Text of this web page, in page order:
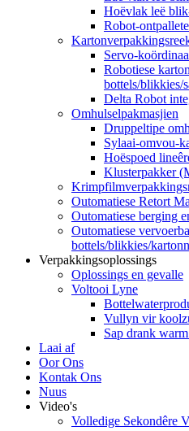
Hoëvlak leë
Robot-
Servo-
Robotiese
bottels/blikkies/
Delta Robot
Omhulselpakmasjien
Druppeltipe
Sylaai-omvou-
Hoëspoed
Klusterpakker
Outomatiese Retort
Outomatiese berging
Outomatiese
bottels/blikkies/
Verpakkingsoplossings
Oplossings en gevalle
Voltooi Lyne
Vullyn vir
Sap drank
Laai af
Oor Ons
Kontak Ons
Nuus
Video's
Volledige Sekondêre